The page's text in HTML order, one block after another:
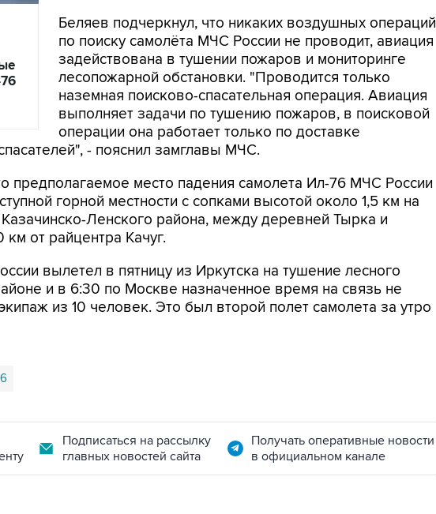
Беляев подчеркнул, что никаких воздушных операций
по поиску самолёта МЧС России не проводит, авиация
задействована в тушении пожаров и мониторинге
лесопожарной обстановки. "Проводится только
наземная поисково-спасательная операция. Авиация
выполняет задачи по тушению пожаров, в поисковой
операции она работает только по доставке
- пояснил замглавы МЧС.
предполагаемое место падения самолета Ил-76 МЧС России
горной местности с сопками высотой около 1,5 км на
Казачинско-Ленского района, между деревней Тырка и
от райцентра Качуг.
вылетел в пятницу из Иркутска на тушение лесного
и в 6:30 по Москве назначенное время на связь не
из 10 человек. Это был второй полет самолета за утро
Подписаться на рассылку
главных новостей сайта
Получать оперативные новости
в официальном канале